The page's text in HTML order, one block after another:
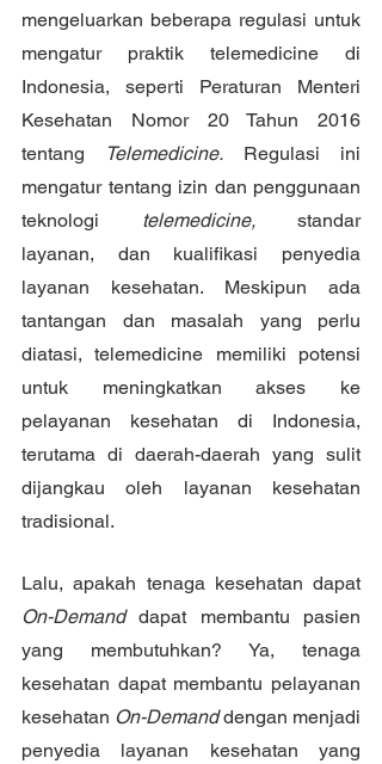
mengeluarkan beberapa regulasi untuk
mengatur praktik telemedicine di
Indonesia, seperti Peraturan Menteri
Kesehatan Nomor 20 Tahun 2016
tentang
Telemedicine. Regulasi ini
mengatur tentang izin dan penggunaan
teknologi telemedicine, standar
layanan, dan kualifikasi penyedia
layanan kesehatan. Meskipun ada
tantangan dan masalah yang perlu
diatasi, telemedicine memiliki potensi
untuk meningkatkan akses ke
pelayanan kesehatan di Indonesia,
terutama di daerah-daerah yang sulit
dijangkau oleh layanan kesehatan
tradisional.
On-Demand dapat membantu pasien
yang membutuhkan? Ya, tenaga
kesehatan dapat membantu pelayanan
kesehatan On-Demand dengan menjadi
penyedia layanan kesehatan yang